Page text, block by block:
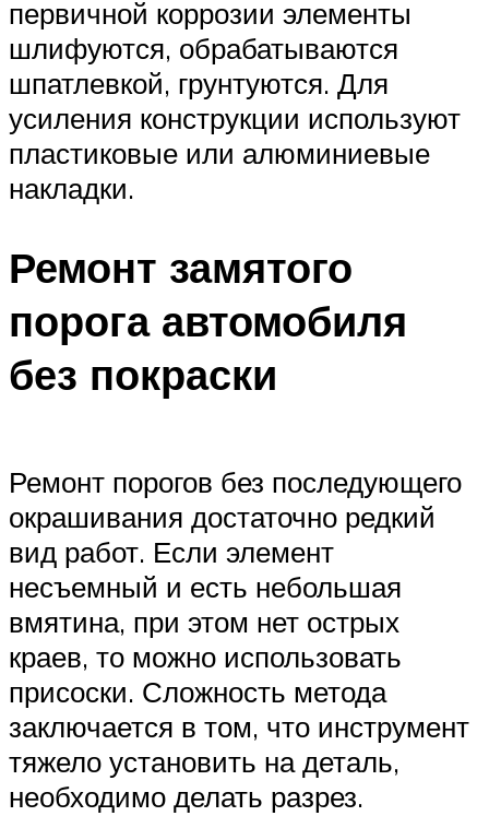
первичной коррозии элементы
шлифуются, обрабатываются
шпатлевкой, грунтуются. Для
усиления конструкции используют
пластиковые или алюминиевые
накладки.
Ремонт замятого
порога автомобиля
без покраски
Ремонт порогов без последующего
окрашивания достаточно редкий
вид работ. Если элемент
несъемный и есть небольшая
вмятина, при этом нет острых
краев, то можно использовать
присоски. Сложность метода
заключается в том, что инструмент
тяжело установить на деталь,
необходимо делать разрез.